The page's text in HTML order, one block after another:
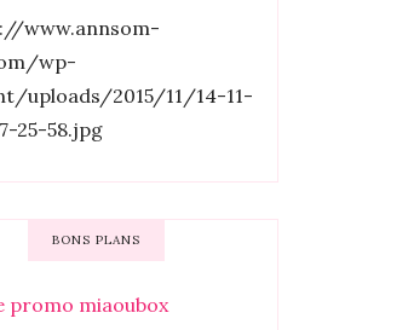
BONS PLANS